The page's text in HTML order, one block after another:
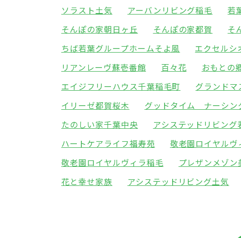
ソラスト土気
アーバンリビング稲毛 若
そんぽの家朝日ヶ丘
そんぽの家都賀 そ
ちば若葉グループホームそよ風
エクセルシ
リアンレーヴ蘇壱番館
百々花 おもとの
エイジフリーハウス千葉稲毛町
グランドマ
イリーゼ都賀桜木
グッドタイム ナーシン
たのしい家千葉中央
アシステッドリビング
ハートケアライフ福寿苑
敬老園ロイヤル
敬老園ロイヤルヴィラ稲毛
プレザンメゾン
花と幸せ家族
アシステッドリビング土気